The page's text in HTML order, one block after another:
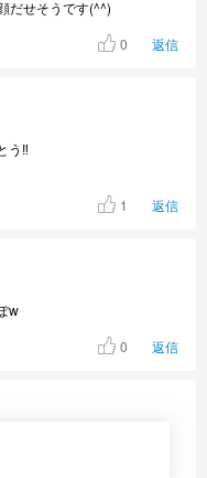
w
0
返信
う‼︎
1
返信
せそうです(^^)
0
返信